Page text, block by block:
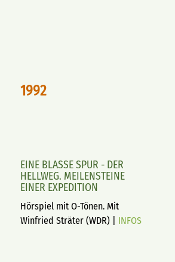
1992
EINE BLASSE SPUR - DER
HELLWEG. MEILENSTEINE
EINER EXPEDITION
Hörspiel mit O-Tönen. Mit
Winfried Sträter (WDR) | INFOS